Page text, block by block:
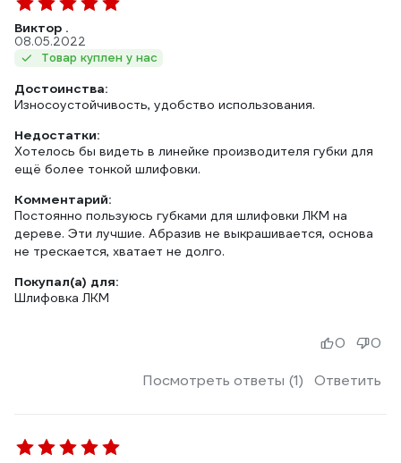
Виктор .
08.05.2022
Товар куплен у нас
Достоинства:
Износоустойчивость, удобство использования.
Недостатки:
Хотелось бы видеть в линейке производителя губки для
ещё более тонкой шлифовки.
Комментарий:
Постоянно пользуюсь губками для шлифовки ЛКМ на
дереве. Эти лучшие. Абразив не выкрашивается, основа
не трескается, хватает не долго.
Покупал(а) для:
Шлифовка ЛКМ
Посмотреть ответы (1) Ответить
0 0